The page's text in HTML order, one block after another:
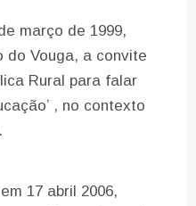
março de 1999,
do Vouga, a convite
Rural para falar
, no contexto
17 abril 2006,